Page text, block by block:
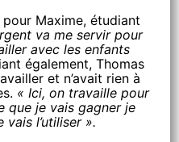
Maxime, étudiant
va me servir pour
avec les enfants
également, Thomas
et n’avait rien à
« Ici, on travaille pour
que je vais gagner je
l’utiliser ».